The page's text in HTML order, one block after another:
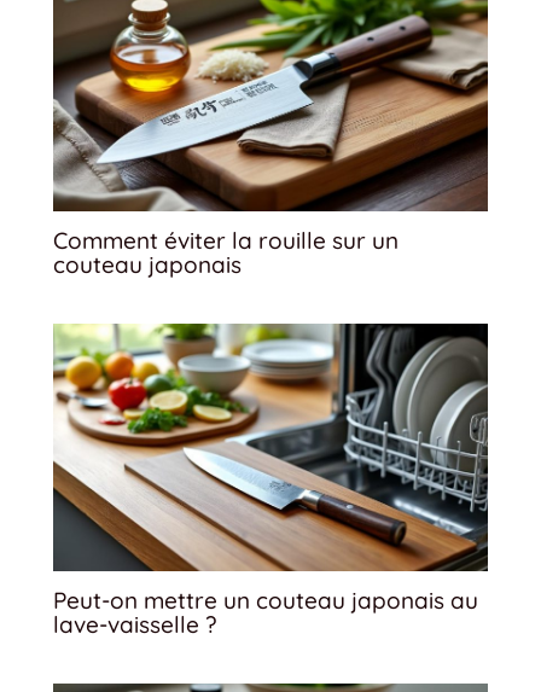
Comment éviter la rouille sur un
couteau japonais
Peut-on mettre un couteau japonais au
lave-vaisselle ?